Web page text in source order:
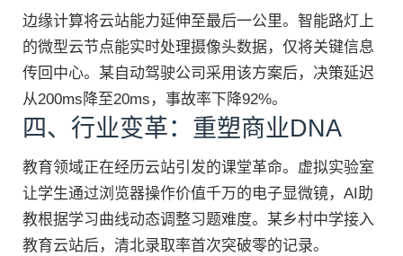
边缘计算将云站能力延伸至最后一公里。智能路灯上
的微型云节点能实时处理摄像头数据，仅将关键信息
传回中心。某自动驾驶公司采用该方案后，决策延迟
从200ms降至20ms，事故率下降92%。
四、行业变革：重塑商业DNA
教育领域正在经历云站引发的课堂革命。虚拟实验室
让学生通过浏览器操作价值千万的电子显微镜，AI助
教根据学习曲线动态调整习题难度。某乡村中学接入
教育云站后，清北录取率首次突破零的记录。